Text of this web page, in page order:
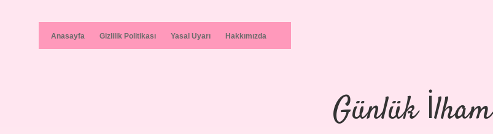
Anasayfa Gizlilik Politikası Yasal Uyarı Hakkımızda
Günlük İlham